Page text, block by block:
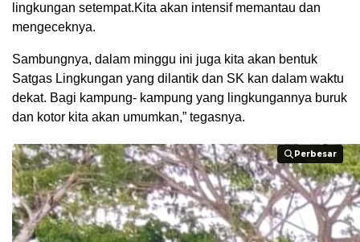
lingkungan setempat.Kita akan intensif memantau dan
mengeceknya.
Sambungnya, dalam minggu ini juga kita akan bentuk
Satgas Lingkungan yang dilantik dan SK kan dalam waktu
dekat. Bagi kampung- kampung yang lingkungannya buruk
dan kotor kita akan umumkan,” tegasnya.
Perbesar
Perbesar